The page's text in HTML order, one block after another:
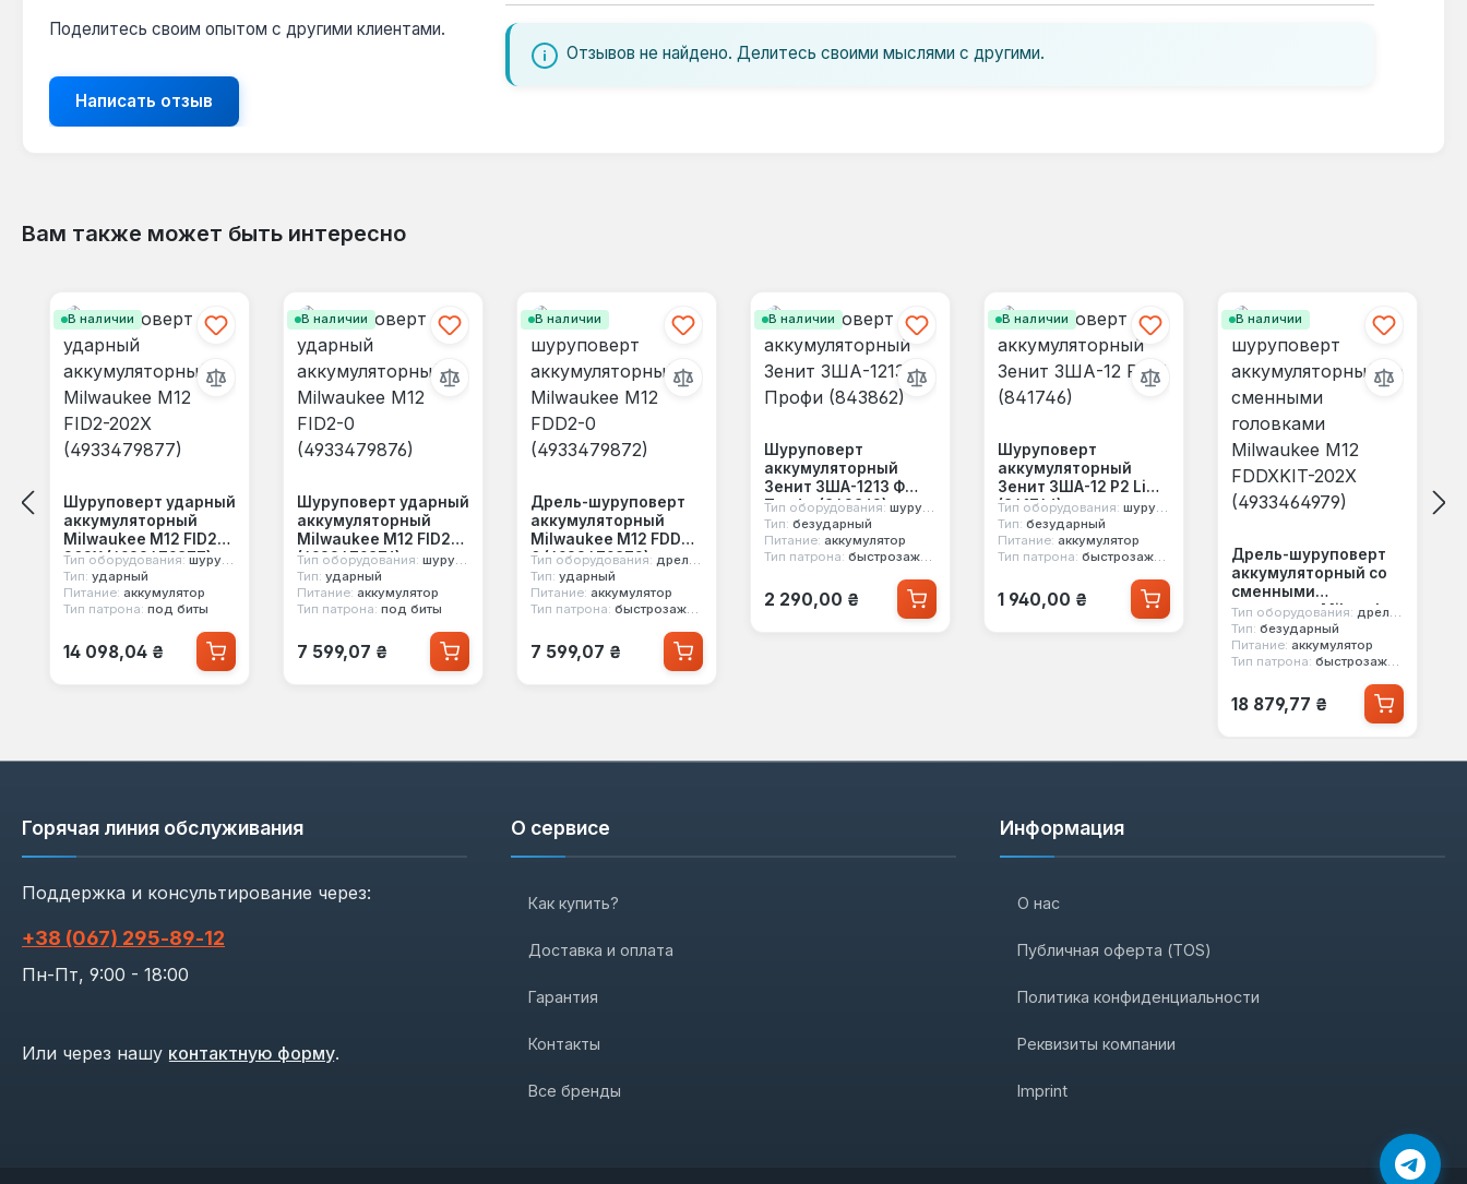
Поделитесь своим опытом с другими клиентами.
Написать отзыв
Отзывов не найдено. Делитесь своими мыслями с другими.
Вам также может быть интересно
В наличии
Шуруповерт ударный
аккумуляторный
Milwaukee M12 FID2-
202X (4933479877)
Тип оборудования: шуруповерт
Тип: ударный
Питание: аккумулятор
Тип патрона: под биты
Обычная цена:
14 098,04 ₴
В наличии
Шуруповерт ударный
аккумуляторный
Milwaukee M12 FID2-0
(4933479876)
Тип оборудования: шуруповерт
Тип: ударный
Питание: аккумулятор
Тип патрона: под биты
Обычная цена:
7 599,07 ₴
В наличии
Дрель-шуруповерт
аккумуляторный
Milwaukee M12 FDD2-
0 (4933479872)
Тип оборудования: дрель шуруповерт
Тип: ударный
Питание: аккумулятор
Тип патрона: быстрозажимной
Обычная цена:
7 599,07 ₴
В наличии
Шуруповерт
аккумуляторный
Зенит ЗША-1213 Ф
Профи (843862)
Тип оборудования: шуруповерт
Тип: безударный
Питание: аккумулятор
Тип патрона: быстрозажимной
Обычная цена:
2 290,00 ₴
В наличии
Шуруповерт
аккумуляторный
Зенит ЗША-12 Р2 Li
(841746)
Тип оборудования: шуруповерт
Тип: безударный
Питание: аккумулятор
Тип патрона: быстрозажимной
Обычная цена:
1 940,00 ₴
В наличии
Дрель-шуруповерт
аккумуляторный со
сменными
головками Milwaukee
M12 FDDXKIT-202X
(4933464979)
Тип оборудования: дрель шуруповерт
Тип: безударный
Питание: аккумулятор
Тип патрона: быстрозажимной
Обычная цена:
18 879,77 ₴
Горячая линия обслуживания
Поддержка и консультирование через:
+38 (067) 295‑89‑12
Пн-Пт, 9:00 - 18:00
Или через нашу контактную форму.
О сервисе
Как купить?
Доставка и оплата
Гарантия
Контакты
Все бренды
Информация
О нас
Публичная оферта (TOS)
Политика конфиденциальности
Реквизиты компании
Imprint